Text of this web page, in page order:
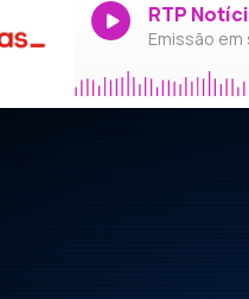
RTP
Emissão